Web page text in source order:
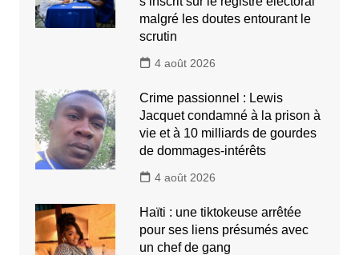
malgré les doutes entourant le
scrutin
4 août 2026
Crime passionnel : Lewis
Jacquet condamné à la prison à
vie et à 10 milliards de gourdes
de dommages-intérêts
4 août 2026
Haïti : une tiktokeuse arrêtée
pour ses liens présumés avec
un chef de gang